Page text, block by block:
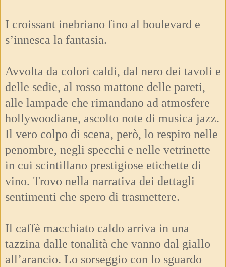
I croissant inebriano fino al boulevard e
s’innesca la fantasia.
Avvolta da colori caldi, dal nero dei tavoli e
delle sedie, al rosso mattone delle pareti,
alle lampade che rimandano ad atmosfere
hollywoodiane, ascolto note di musica jazz.
Il vero colpo di scena, però, lo respiro nelle
penombre, negli specchi e nelle vetrinette
in cui scintillano prestigiose etichette di
vino. Trovo nella narrativa dei dettagli
sentimenti che spero di trasmettere.
Il caffè macchiato caldo arriva in una
tazzina dalle tonalità che vanno dal giallo
all’arancio. Lo sorseggio con lo sguardo